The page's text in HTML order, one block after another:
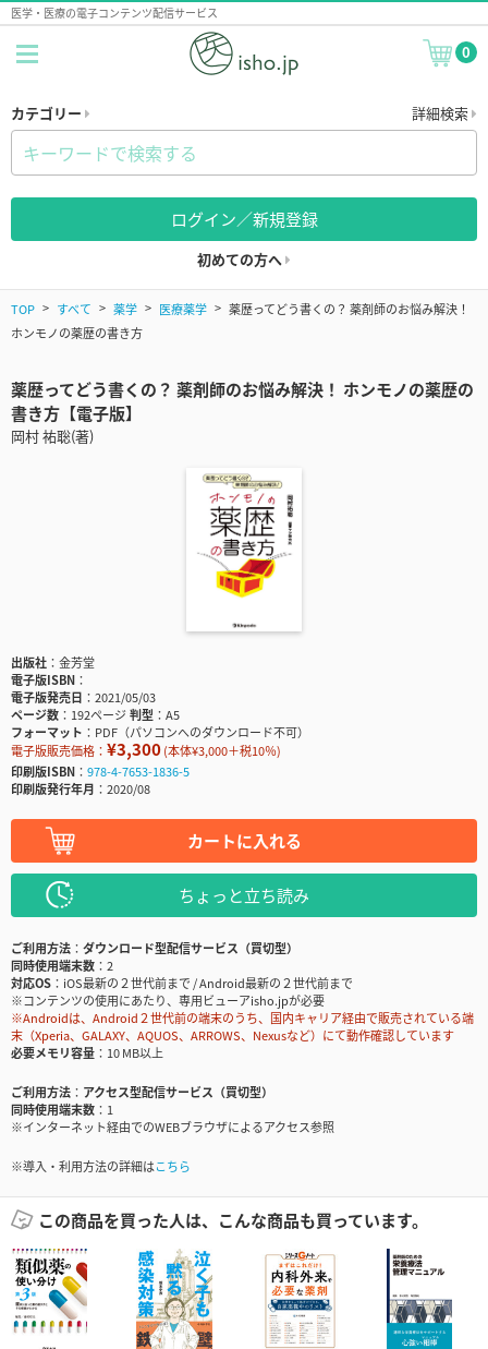
医学・医療の電子コンテンツ配信サービス
0
カテゴリー 詳細検索
ログイン／新規登録
初めての方へ
TOP すべて 薬学 医療薬学
薬歴ってどう書くの？ 薬剤師のお悩み解決！
ホンモノの薬歴の書き方
薬歴ってどう書くの？ 薬剤師のお悩み解決！ ホンモノの薬歴の
書き方【電子版】
岡村 祐聡(著)
出版社
金芳堂
電子版ISBN
電子版発売日
2021/05/03
ページ数
192ページ判型
A5
フォーマット
PDF（パソコンへのダウンロード不可）
電子版販売価格： ¥3,300(本体¥3,000＋税10％)
印刷版ISBN
978-4-7653-1836-5
印刷版発行年月
2020/08
カートに入れる
ちょっと立ち読み
ご利用方法
ダウンロード型配信サービス（買切型）
同時使用端末数
2
対応OS
iOS最新の２世代前まで / Android最新の２世代前まで
※コンテンツの使用にあたり、専用ビューアisho.jpが必要
※Androidは、Android２世代前の端末のうち、国内キャリア経由で販売されている端
末（Xperia、GALAXY、AQUOS、ARROWS、Nexusなど）にて動作確認しています
必要メモリ容量
10 MB以上
ご利用方法
アクセス型配信サービス（買切型）
同時使用端末数
1
※インターネット経由でのWEBブラウザによるアクセス参照
※導入・利用方法の詳細はこちら
この商品を買った人は、こんな商品も買っています。